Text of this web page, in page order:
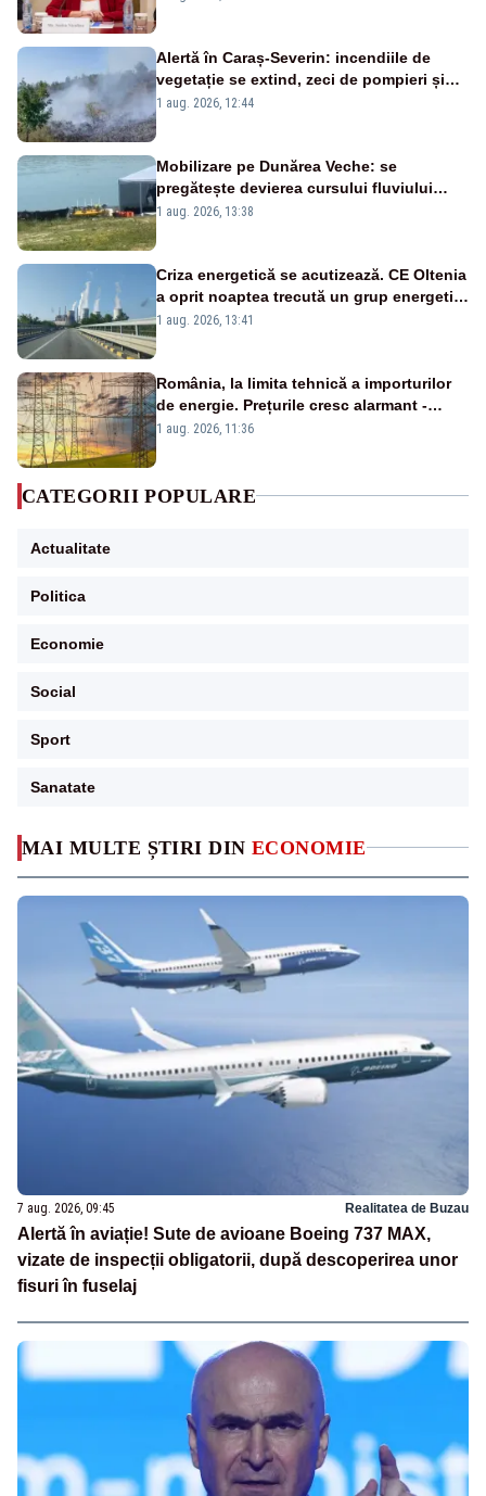
MAI MULTE ȘTIRI DIN ECONOMIE
7 aug. 2026, 09:45 Realitatea de Buzau
Alertă în aviație! Sute de avioane Boeing 737 MAX,
vizate de inspecții obligatorii, după descoperirea unor
fisuri în fuselaj
Alertă în Caraș-Severin: incendiile de
vegetație se extind, zeci de pompieri și
silvicultori se luptă cu flăcările - VIDEO
1 aug. 2026, 12:44
Mobilizare pe Dunărea Veche: se
pregătește devierea cursului fluviului
către Cernavodă – VIDEO
1 aug. 2026, 13:38
Criza energetică se acutizează. CE Oltenia
a oprit noaptea trecută un grup energetic
de la Rovinari
1 aug. 2026, 13:41
România, la limita tehnică a importurilor
de energie. Prețurile cresc alarmant -
Analiză Realitatea Plus
1 aug. 2026, 11:36
CATEGORII POPULARE
Actualitate
Politica
Economie
Social
Sport
Sanatate